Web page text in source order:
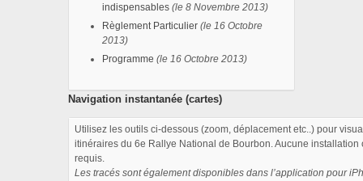
indispensables (le 8 Novembre 2013)
Règlement Particulier (le 16 Octobre
2013)
Programme (le 16 Octobre 2013)
Navigation instantanée (cartes)
Utilisez les outils ci-dessous (zoom, déplacement etc..) pour
itinéraires du 6e Rallye National de Bourbon. Aucune installation
requis.
Les tracés sont également disponibles dans l’application pour